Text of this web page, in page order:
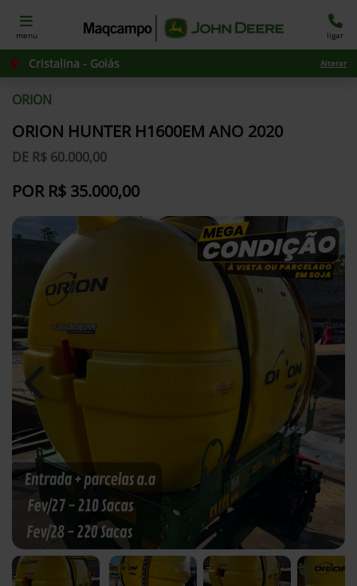
menu ligar
Cristalina - Goiás Alterar
ORION
ORION HUNTER H1600EM ANO 2020
DE R$ 60.000,00
POR R$ 35.000,00